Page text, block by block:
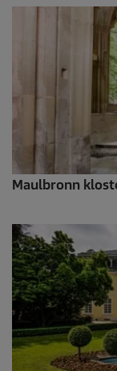
Maulbronn